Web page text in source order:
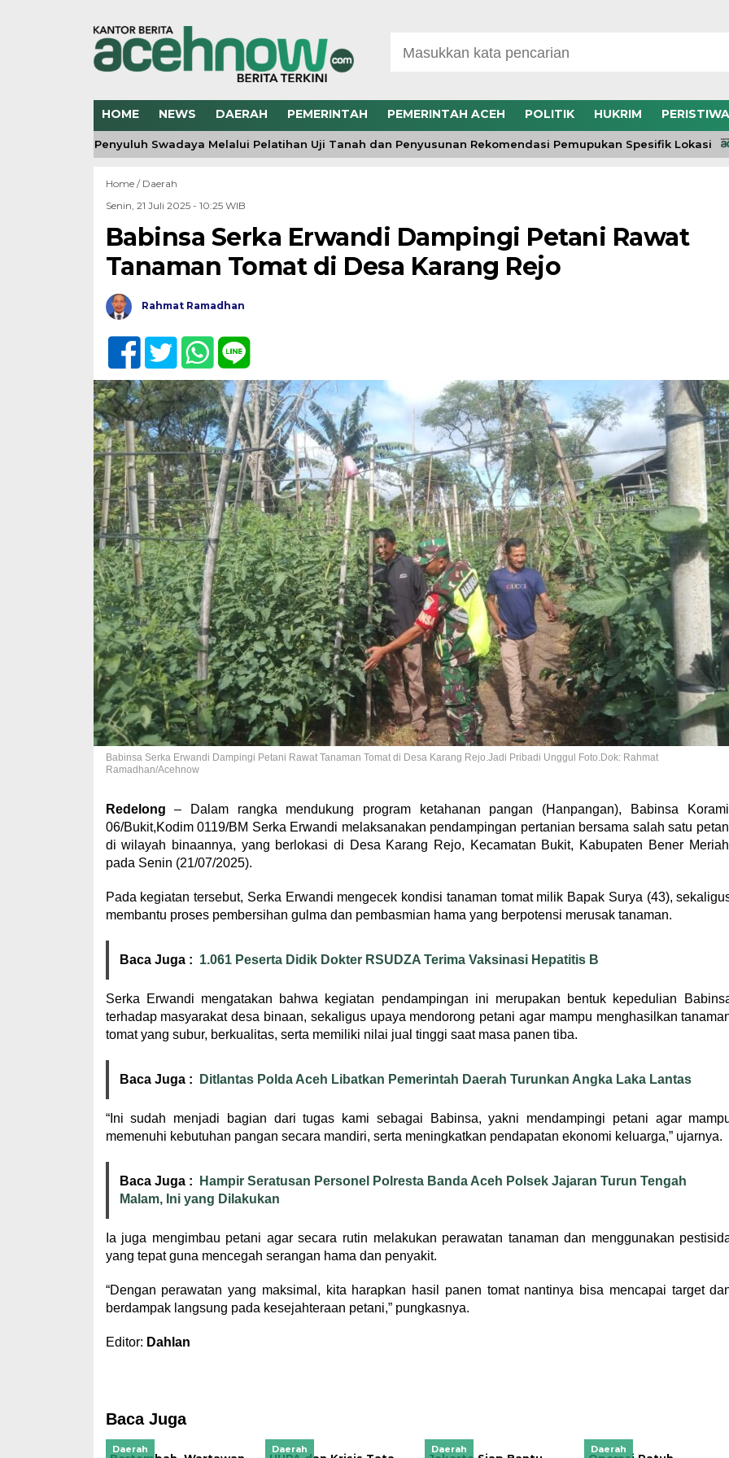
HOME NEWS DAERAH PEMERINTAH PEMERINTAH ACEH POLITIK HUKRIM PERISTIWA
Kompetensi Penyuluh Swadaya Melalui Pelatihan Uji Tanah dan Penyusunan Rekomendasi Pemupukan Spesifik Lokasi
Home / Daerah
Senin, 21 Juli 2025 - 10:25 WIB
Babinsa Serka Erwandi Dampingi Petani Rawat
Tanaman Tomat di Desa Karang Rejo
Rahmat Ramadhan
Babinsa Serka Erwandi Dampingi Petani Rawat Tanaman Tomat di Desa Karang Rejo.Jadi Pribadi Unggul Foto.Dok: Rahmat
Ramadhan/Acehnow
Redelong – Dalam rangka mendukung program ketahanan pangan (Hanpangan), Babinsa Koramil
06/Bukit,Kodim 0119/BM Serka Erwandi melaksanakan pendampingan pertanian bersama salah satu
di wilayah binaannya, yang berlokasi di Desa Karang Rejo, Kecamatan Bukit, Kabupaten Bener
pada Senin (21/07/2025).
Pada kegiatan tersebut, Serka Erwandi mengecek kondisi tanaman tomat milik Bapak Surya (43),
membantu proses pembersihan gulma dan pembasmian hama yang berpotensi merusak tanaman.
Baca Juga : 1.061 Peserta Didik Dokter RSUDZA Terima Vaksinasi Hepatitis B
Serka Erwandi mengatakan bahwa kegiatan pendampingan ini merupakan bentuk kepedulian
terhadap masyarakat desa binaan, sekaligus upaya mendorong petani agar mampu menghasilkan
tomat yang subur, berkualitas, serta memiliki nilai jual tinggi saat masa panen tiba.
Baca Juga : Ditlantas Polda Aceh Libatkan Pemerintah Daerah Turunkan Angka Laka Lantas
“Ini sudah menjadi bagian dari tugas kami sebagai Babinsa, yakni mendampingi petani agar
memenuhi kebutuhan pangan secara mandiri, serta meningkatkan pendapatan ekonomi keluarga,” ujarnya.
Baca Juga :
Hampir Seratusan Personel Polresta Banda Aceh Polsek Jajaran Turun Tengah
Malam, Ini yang Dilakukan
Ia juga mengimbau petani agar secara rutin melakukan perawatan tanaman dan menggunakan
yang tepat guna mencegah serangan hama dan penyakit.
“Dengan perawatan yang maksimal, kita harapkan hasil panen tomat nantinya bisa mencapai target
berdampak langsung pada kesejahteraan petani,” pungkasnya.
Editor: Dahlan
Baca Juga
Daerah Daerah Daerah Daerah